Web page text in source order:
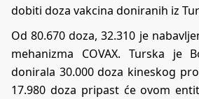
dobiti doza vakcina doniranih iz
Od 80.670 doza, 32.310 je
mehanizma COVAX. Turska je
donirala 30.000 doza kineskog
17.980 doza pripast će ovom